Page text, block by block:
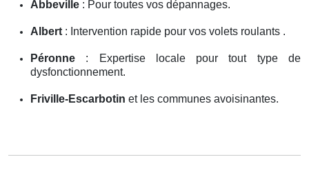
Abbeville : Pour toutes vos dépannages.
Albert : Intervention rapide pour vos volets roulants .
Péronne : Expertise locale pour tout type de
dysfonctionnement.
Friville-Escarbotin et les communes avoisinantes.